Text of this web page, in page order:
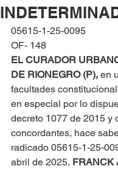
05615-1-25-0095
OF- 148
EL CURADOR
DE RIONEGRO (P), en
facultades
en especial por lo
decreto 1077 de 2015 y
concordantes, hace
radicado 05615-1-25-
abril de 2025, FRANCK